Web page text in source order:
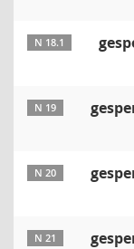
N 18.1
N 19
N 20
N 21